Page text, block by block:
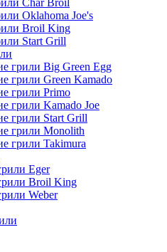
Oklahoma Joe's
Broil King
Start Grill
грили Big Green Egg
грили Green Kamado
грили Primo
грили Kamado Joe
грили Start Grill
грили Monolith
грили Takimura
Eger
Broil King
Weber